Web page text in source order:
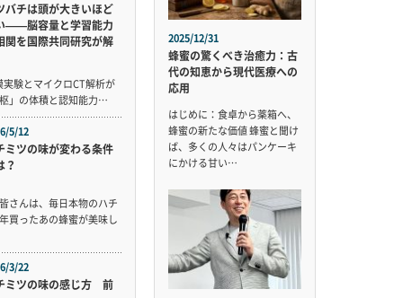
バチは頭が大きいほど
——脳容量と学習能力
関を国際共同研究が解
験とマイクロCT解析が
」の体積と認知能力…
5/12
ミツの味が変わる条件
？
さんは、毎日本物のハチ
買ったあの蜂蜜が美味し
3/22
ミツの味の感じ方 前
2025/12/31
蜂蜜の驚くべき治癒力：古
代の知恵から現代医療への
応用
はじめに：食卓から薬箱へ、
蜂蜜の新たな価値 蜂蜜と聞け
ば、多くの人々はパンケーキ
にかける甘い…